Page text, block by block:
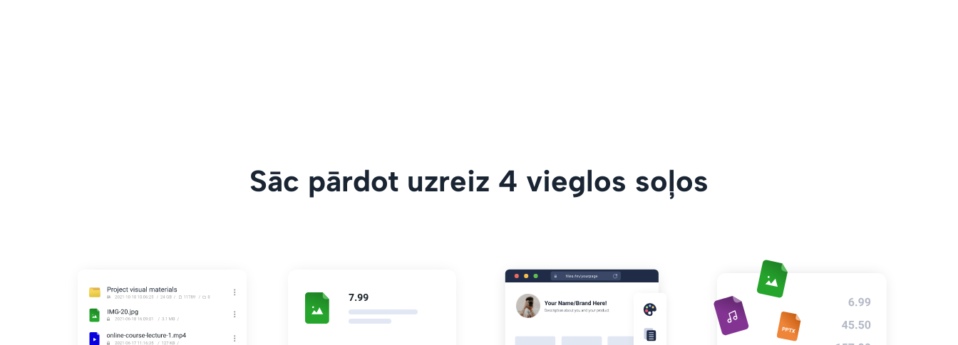
Sāc pārdot uzreiz 4 vieglos soļos